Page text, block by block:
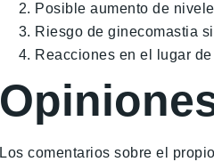
Posible aumento de
Riesgo de ginecomastia
Reacciones en el lugar
Los comentarios sobre el